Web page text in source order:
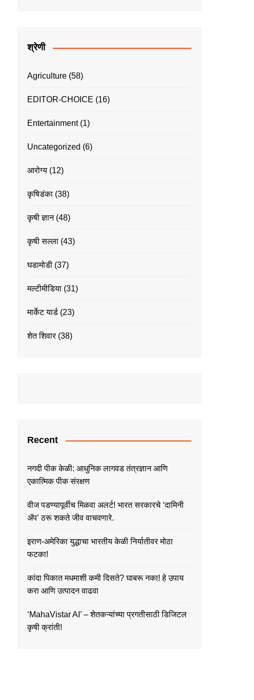
श्रेणी
Agriculture (58)
EDITOR-CHOICE (16)
Entertainment(1)
Uncategorized (6)
आरोग्य (12)
कृषिडंका (38)
कृषी ज्ञान(48)
कृषी सल्ला (43)
घडामोडी (37)
मल्टीमीडिया (31)
मार्केट यार्ड (23)
शेत शिवार(38)
Recent
नगदी पीक केळी: आधुनिक लागवड तंत्रज्ञान आणि
एकात्मिक पीक संरक्षण
वीज पडण्यापूर्वीच मिळवा अलर्ट! भारत सरकारचे ‘दामिनी
ॲप’ ठरू शकते जीव वाचवणारे.
इराण-अमेरिका युद्धाचा भारतीय केळी निर्यातीवर मोठा
फटका!
कांदा पिकात मधमाशी कमी दिसते? घाबरू नका! हे उपाय
करा आणि उत्पादन वाढवा
‘MahaVistar AI’ – शेतकऱ्यांच्या प्रगतीसाठी डिजिटल
कृषी क्रांती!